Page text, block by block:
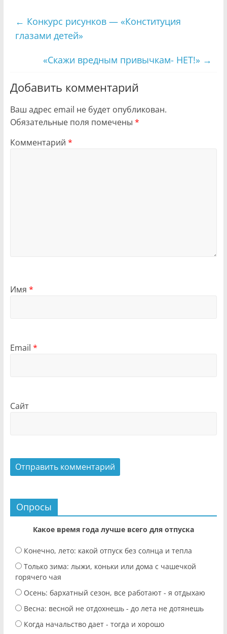
← Конкурс рисунков — «Конституция
глазами детей»
«Скажи вредным привычкам- НЕТ!» →
Добавить комментарий
Ваш адрес email не будет опубликован.
Обязательные поля помечены *
Комментарий *
Имя *
Email *
Сайт
Опросы
Какое время года лучше всего для отпуска
Конечно, лето: какой отпуск без солнца и тепла
Только зима: лыжи, коньки или дома с чашечкой
горячего чая
Осень: бархатный сезон, все работают - я отдыхаю
Весна: весной не отдохнешь - до лета не дотянешь
Когда начальство дает - тогда и хорошо